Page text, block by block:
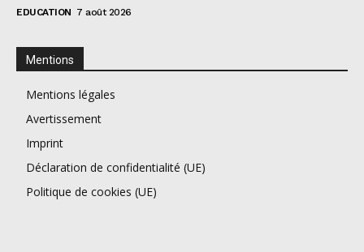
EDUCATION 7 août 2026
Mentions
Mentions légales
Avertissement
Imprint
Déclaration de confidentialité (UE)
Politique de cookies (UE)